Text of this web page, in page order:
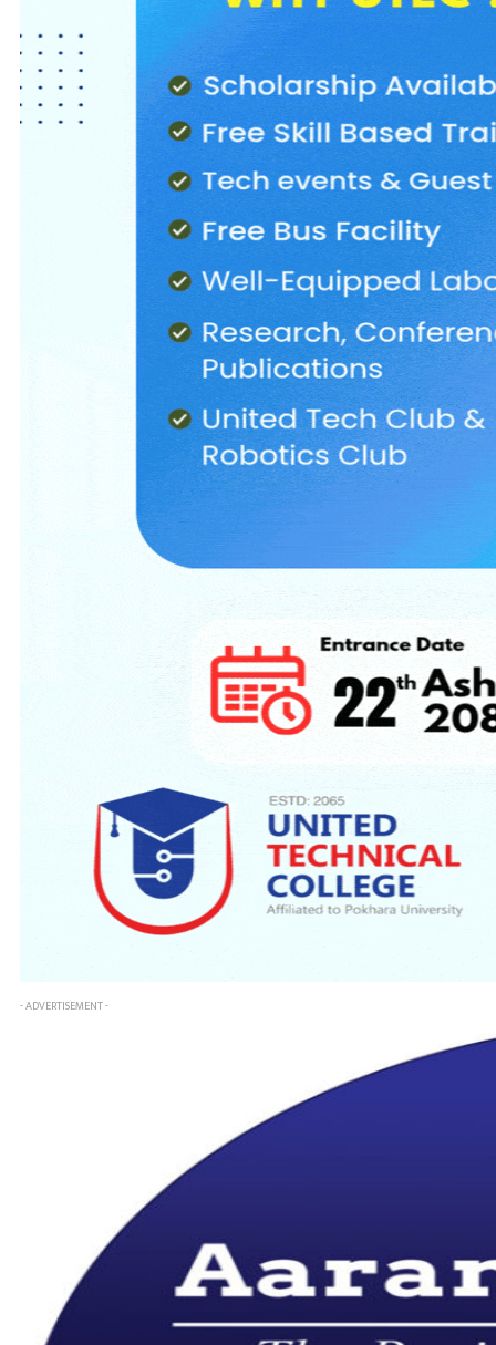
- ADVERTISEMENT -